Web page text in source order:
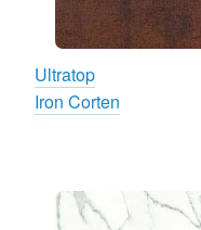
Ultratop
Iron Corten